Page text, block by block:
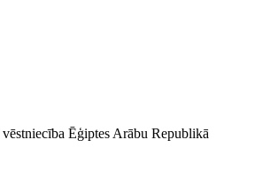
Ēģiptes Arābu Republikā